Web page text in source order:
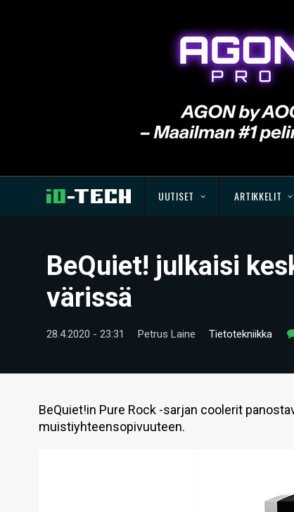
UUTISET ARTIKKELIT
BeQuiet! julkaisi
värissä
28.4.2020 - 23:31 Petrus Laine Tietotekniikka
BeQuiet!in Pure Rock -sarjan coolerit
muistiyhteensopivuuteen.